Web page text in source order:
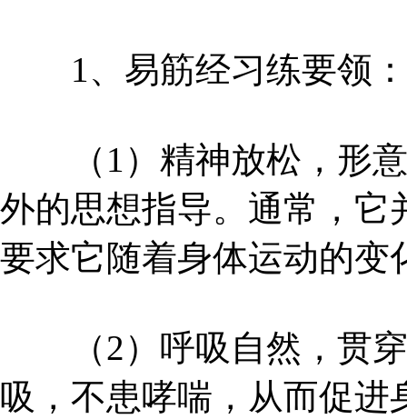
1、易筋经习练要领：
（1）精神放松，形意
外的思想指导。通常，它
要求它随着身体运动的变
（2）呼吸自然，贯穿
吸，不患哮喘，从而促进